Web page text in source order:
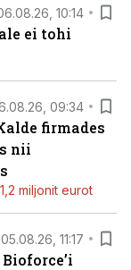
10:14
ei tohi
09:34
firmades
nii
miljonit eurot
05.08.26, 11:17